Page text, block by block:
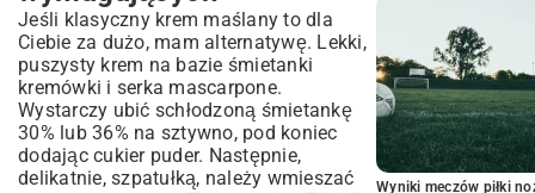
Jeśli klasyczny krem maślany to dla
Ciebie za dużo, mam alternatywę. Lekki,
puszysty krem na bazie śmietanki
kremówki i serka mascarpone.
Wystarczy ubić schłodzoną śmietankę
30% lub 36% na sztywno, pod koniec
dodając cukier puder. Następnie,
delikatnie, szpatułką, należy wmieszać
Wyniki meczów piłki